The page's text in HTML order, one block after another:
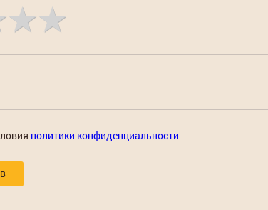
политики конфиденциальности